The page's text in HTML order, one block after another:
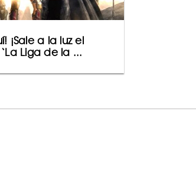
¡Sale a la luz el
Liga de la ...